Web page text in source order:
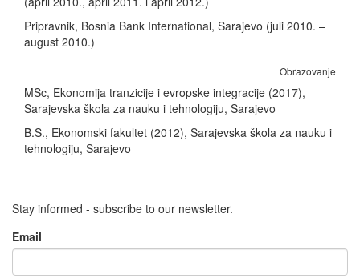
Pripravnik, Bosnia Bank International, Sarajevo (juli 2010. –
august 2010.)
Obrazovanje
MSc, Ekonomija tranzicije i evropske integracije (2017),
Sarajevska škola za nauku i tehnologiju, Sarajevo
B.S., Ekonomski fakultet (2012), Sarajevska škola za nauku i
tehnologiju, Sarajevo
Stay informed - subscribe to our newsletter.
Email